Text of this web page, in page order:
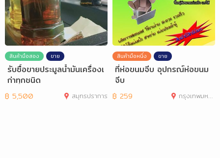
สินค้ามือสอง ขาย
รับซื้อขายประมูลน้ำมันเครื่องเ
ก่าทุกชนิด
฿ 5,500 สมุทรปราการ
สินค้ามือหนึ่ง ขาย
ที่ห่อขนมจีบ อุปกรณ์ห่อขนม
จีบ
฿ 259 กรุงเทพมหานคร